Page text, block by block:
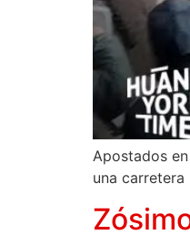
Apostados
una